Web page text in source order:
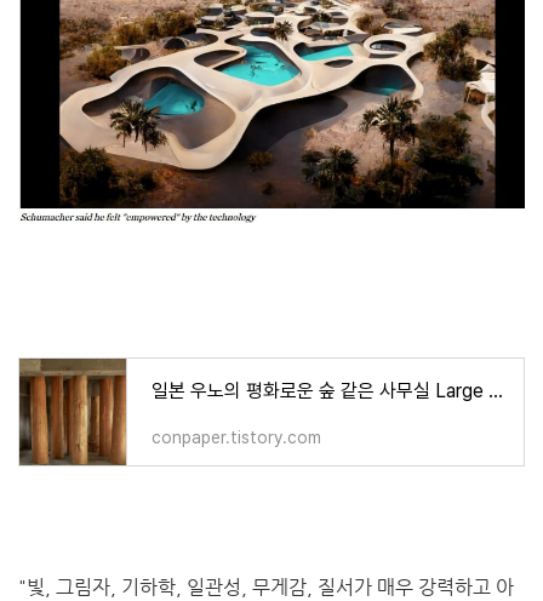
일본 우노의 평화로운 숲 같은 사무실 Large tree trunks arrow through tomoaki uno's peaceful forest-like office in
conpaper.tistory.com
"빛, 그림자, 기하학, 일관성, 무게감, 질서가 매우 강력하고 아